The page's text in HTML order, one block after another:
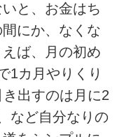
と、お金はち
にか、なくな
ば、月の初め
1カ月やりくり
出すのは月に2
など自分なりの